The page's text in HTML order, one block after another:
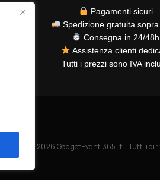
Pagamenti sicuri
Spedizione gratuita
Consegna in 24/48h
Assistenza clienti
Tutti i prezzi sono IVA
© 2026 GadgetEventi365.it - Tutti i